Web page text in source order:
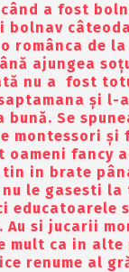
a fost
bolnav
românca de
ajungea
nu a fost
și
bună. Se
montessori
oameni fancy
in brate
nu le gasesti
educatoarele
Au si jucarii
mult ca in
renume al